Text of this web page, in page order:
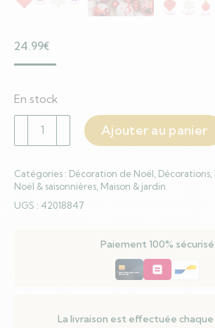
24.99€
En stock
quantité
de
Boules
de
Ajouter au panier
Catégories : Décoration de Noël Décorations
Noël & saisonnières Maison & jardin
UGS : 42018847
Paiement 100% sécurisé
La livraison est effectuée